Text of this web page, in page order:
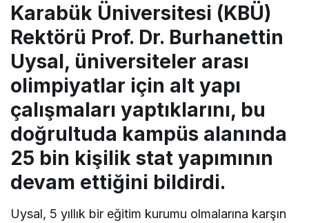
Karabük Üniversitesi (KBÜ)
Rektörü Prof. Dr. Burhanettin
Uysal, üniversiteler arası
olimpiyatlar için alt yapı
çalışmaları yaptıklarını, bu
doğrultuda kampüs alanında
25 bin kişilik stat yapımının
devam ettiğini bildirdi.
Uysal, 5 yıllık bir eğitim kurumu olmalarına karşın